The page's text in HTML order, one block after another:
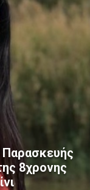
8χρονης